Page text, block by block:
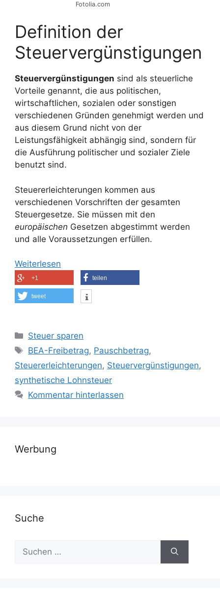
Fotolia.com
Definition der
Steuervergünstigungen
Steuervergünstigungen sind als steuerliche
Vorteile genannt, die aus politischen,
wirtschaftlichen, sozialen oder sonstigen
verschiedenen Gründen genehmigt werden und
aus diesem Grund nicht von der
Leistungsfähigkeit abhängig sind, sondern für
die Ausführung politischer und sozialer Ziele
benutzt sind.
Steuererleichterungen kommen aus
verschiedenen Vorschriften der gesamten
Steuergesetze. Sie müssen mit den
europäischen Gesetzen abgestimmt werden
und alle Voraussetzungen erfüllen.
Weiterlesen
+1 teilen
tweet
Kategorien
Steuer sparen
Schlagwörter
BEA-Freibetrag, Pauschbetrag,
Steuererleichterungen, Steuervergünstigungen,
synthetische Lohnsteuer
Kommentar hinterlassen
Werbung
Suche
Suchen
nach: